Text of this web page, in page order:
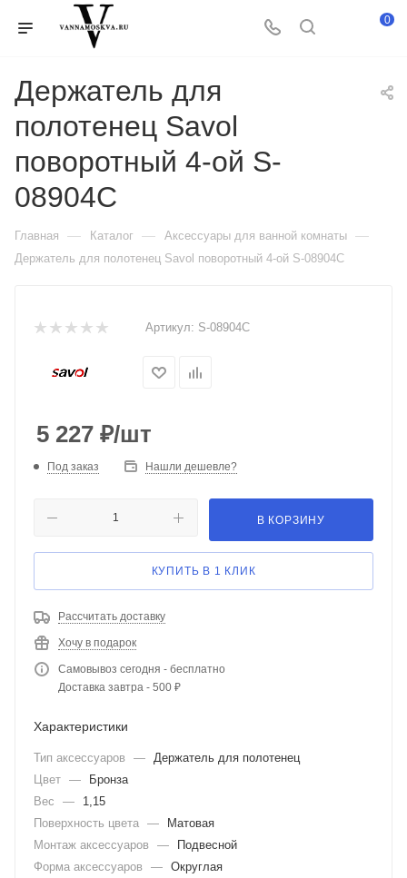
0
Держатель для
полотенец Savol
поворотный 4-ой S-
08904C
Главная — Каталог — Аксессуары для ванной комнаты —
Держатель для полотенец Savol поворотный 4-ой S-08904C
Артикул: S-08904C
5 227 ₽/шт
Под заказ Нашли дешевле?
В КОРЗИНУ
КУПИТЬ В 1 КЛИК
Рассчитать доставку
Хочу в подарок
Самовывоз сегодня - бесплатно
Доставка завтра - 500 ₽
Характеристики
Тип аксессуаров — Держатель для полотенец
Цвет —
Бронза
Вес
—
1,15
Поверхность цвета —
Матовая
Монтаж аксессуаров
—
Подвесной
Форма аксессуаров
— Округлая